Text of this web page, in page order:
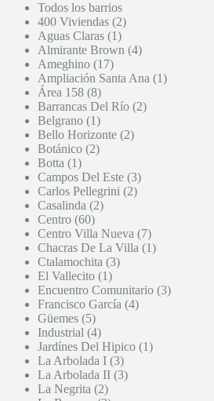
Todos los barrios
400 Viviendas (2)
Aguas Claras (1)
Almirante Brown (4)
Ameghino (17)
Ampliación Santa Ana (1)
Área 158 (8)
Barrancas Del Río (2)
Belgrano (1)
Bello Horizonte (2)
Botánico (2)
Botta (1)
Campos Del Este (3)
Carlos Pellegrini (2)
Casalinda (2)
Centro (60)
Centro Villa Nueva (7)
Chacras De La Villa (1)
Ctalamochita (3)
El Vallecito (1)
Encuentro Comunitario (3)
Francisco García (4)
Güemes (5)
Industrial (4)
Jardínes Del Hipico (1)
La Arbolada I (3)
La Arbolada II (3)
La Negrita (2)